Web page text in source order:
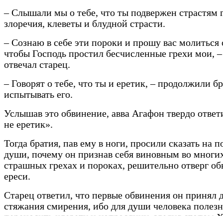
– Слышали мы о тебе, что ты подвержен страстям
злоречия, клеветы и блудной страсти.
– Сознаю в себе эти пороки и прошу вас молиться
чтобы Господь простил бесчисленные грехи мои,
отвечал старец.
– Говорят о тебе, что ты и еретик, – продолжили
испытывать его.
Услышав это обвинение, авва Агафон твердо
не еретик».
Тогда братия, пав ему в ноги, просили сказать на
души, почему он признав себя виновным во
страшных грехах и пороках, решительно отверг
ереси.
Старец ответил, что первые обвинения он принял
стяжания смирения, ибо для души человека